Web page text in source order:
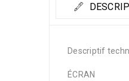
Descriptif
ÉCRAN